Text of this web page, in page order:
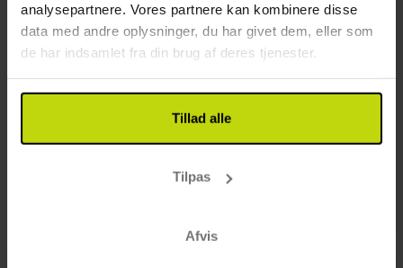
analysepartnere. Vores partnere kan kombinere disse
data med andre oplysninger, du har givet dem, eller som
de har indsamlet fra din brug af deres tjenester.
Tillad alle
Tilpas
Afvis
Kun morgenmadsrestaurant
Bar
Mulighed for laktosefri mad
Mulighed for glutenfri mad
Mulighed for vegetar mad
Åbningstider i baren: 24/7
Værelse
Værelser i stueetage